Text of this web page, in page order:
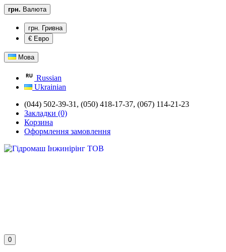
грн. Валюта
грн. Гривна
€ Евро
Мова
Russian
Ukrainian
(044) 502-39-31, (050) 418-17-37, (067) 114-21-23
Закладки (0)
Корзина
Оформлення замовлення
0